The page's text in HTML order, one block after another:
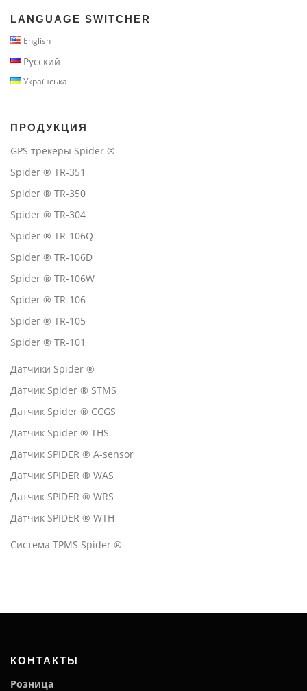
LANGUAGE SWITCHER
English
Русский
Українська
ПРОДУКЦИЯ
GPS трекеры Spider ®
Spider ® TR-351
Spider ® TR-350
Spider ® TR-304
Spider ® TR-106Q
Spider ® TR-106D
Spider ® TR-106W
Spider ® TR-106
Spider ® TR-105
Spider ® TR-101
Датчики Spider ®
Датчик Spider ® STMS
Датчик Spider ® CCGS
Датчик Spider ® THS
Датчик SPIDER ® A-sensor
Датчик SPIDER ® WAS
Датчик SPIDER ® WRS
Датчик SPIDER ® WTH
Система TPMS Spider ®
КОНТАКТЫ
Розница